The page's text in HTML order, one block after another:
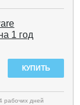
1 год
рабочих дней